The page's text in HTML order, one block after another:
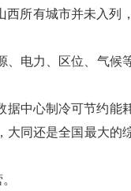
西所有城市并未入列
电力、区位、气候
中心制冷可节约能
同还是全国最大的